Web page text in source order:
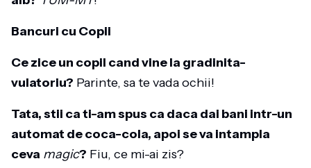
Bancuri cu Copii
Ce zice un copil cand vine la gradinita-
vulatoriu? Parinte, sa te vada ochii!
Tata, stii ca ti-am spus ca daca dai bani intr-un
automat de coca-cola, apoi se va intampla
ceva magic? Fiu, ce mi-ai zis?